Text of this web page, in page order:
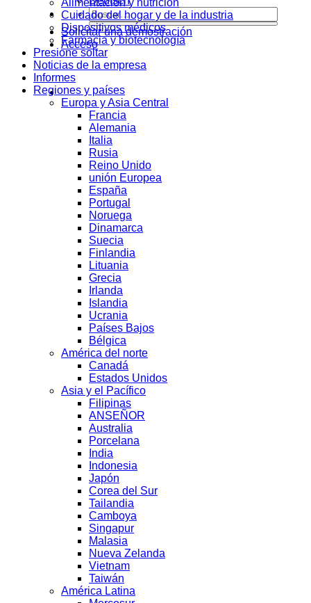
Solicitar una demostración
Acceso
Cuidado del hogar y de la industria
Dispositivos médicos
Farmacia y biotecnología
Presione soltar
Noticias de la empresa
Informes
Regiones y países
Europa y Asia Central
Francia
Alemania
Italia
Rusia
Reino Unido
unión Europea
España
Portugal
Noruega
Dinamarca
Suecia
Finlandia
Lituania
Grecia
Irlanda
Islandia
Ucrania
Países Bajos
Bélgica
América del norte
Canadá
Estados Unidos
Asia y el Pacífico
Filipinas
ANSEÑOR
Australia
Porcelana
India
Indonesia
Japón
Corea del Sur
Tailandia
Camboya
Singapur
Malasia
Nueva Zelanda
Vietnam
Taiwán
América Latina